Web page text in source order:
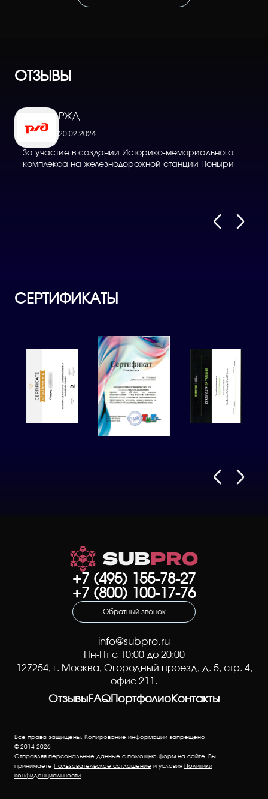
ОТЗЫВЫ
РЖД
20.02.2024
За участие в создании Историко-мемориального
комплекса на железнодорожной станции Поныри
СЕРТИФИКАТЫ
+7 (495) 155-78-27
+7 (800) 100-17-76
Обратный звонок
info@subpro.ru
Пн-Пт с 10:00 до 20:00
127254, г. Москва, Огородный проезд, д. 5, стр. 4,
офис 211.
ОтзывыFAQ ПортфолиоКонтакты
Все права защищены. Копирование информации запрещено
© 2014-2026
Отправляя персональные данные с помощью форм на сайте, Вы
принимаете Пользовательское соглашение и условия Политики
конфиденциальности